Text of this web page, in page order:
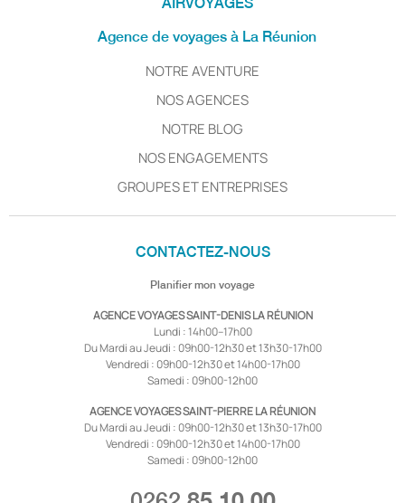
Agence de voyages à La Réunion
NOTRE AVENTURE
NOS AGENCES
NOTRE BLOG
NOS ENGAGEMENTS
GROUPES ET ENTREPRISES
CONTACTEZ-NOUS
Planifier mon voyage
AGENCE VOYAGES SAINT-DENIS LA RÉUNION
Lundi : 14h00–17h00
Du Mardi au Jeudi : 09h00-12h30 et 13h30-17h00
Vendredi : 09h00-12h30 et 14h00-17h00
Samedi : 09h00-12h00
AGENCE VOYAGES SAINT-PIERRE LA RÉUNION
Du Mardi au Jeudi : 09h00-12h30 et 13h30-17h00
Vendredi : 09h00-12h30 et 14h00-17h00
Samedi : 09h00-12h00